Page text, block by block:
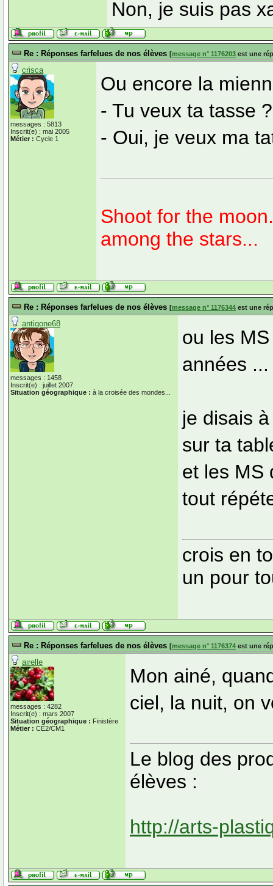
Non, je suis pas
Re : Réponses farfelues de nos élèves [message n° 1176203 est une
crisca
messages : 5813
Inscrit(e) : mai 2005
Métier : Cycle 1
Ou encore la
- Tu veux ta tasse ?
- Oui, je veux ma
Shoot for the
among the stars...
Re : Réponses farfelues de nos élèves [message n° 1176344 est une
antigone68
messages : 1458
Inscrit(e) : juillet 2007
Situation géographique : à la croisée des mondes...
ou les
années ...
je disais
sur ta
et les MS
tout
crois en
un pour
Re : Réponses farfelues de nos élèves [message n° 1176374 est une
airelle
messages : 4282
Inscrit(e) : mars 2007
Situation géographique : Finistère
Métier : CE2/CM1
Mon ainé,
ciel, la nuit, on
Le blog des
élèves :
http://arts-